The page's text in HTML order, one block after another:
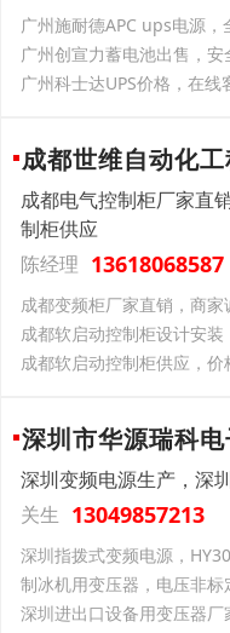
广州施耐德APC ups电源，
广州创宣力蓄电池出售，
广州科士达UPS价格，在线
成都世维自动化
成都电气控制柜厂家直
制柜供应
陈经理 13618068587
成都变频柜厂家直销，商
成都软启动控制柜设计安
成都软启动控制柜供应，
深圳市华源瑞科
深圳变频电源生产，深
关生 13049857213
深圳指拨式变频电源，
制冰机用变压器，电压非标
深圳进出口设备用变压器厂